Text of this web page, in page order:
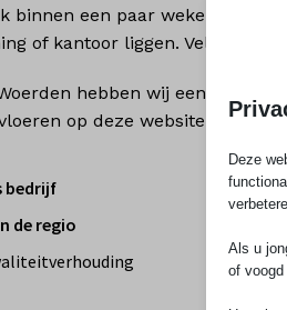
binnen een paar weken een
of kantoor liggen. Vele jaren
hebben wij een
op deze website zijn ook
bedrijf
de regio
Deze
Als u
of